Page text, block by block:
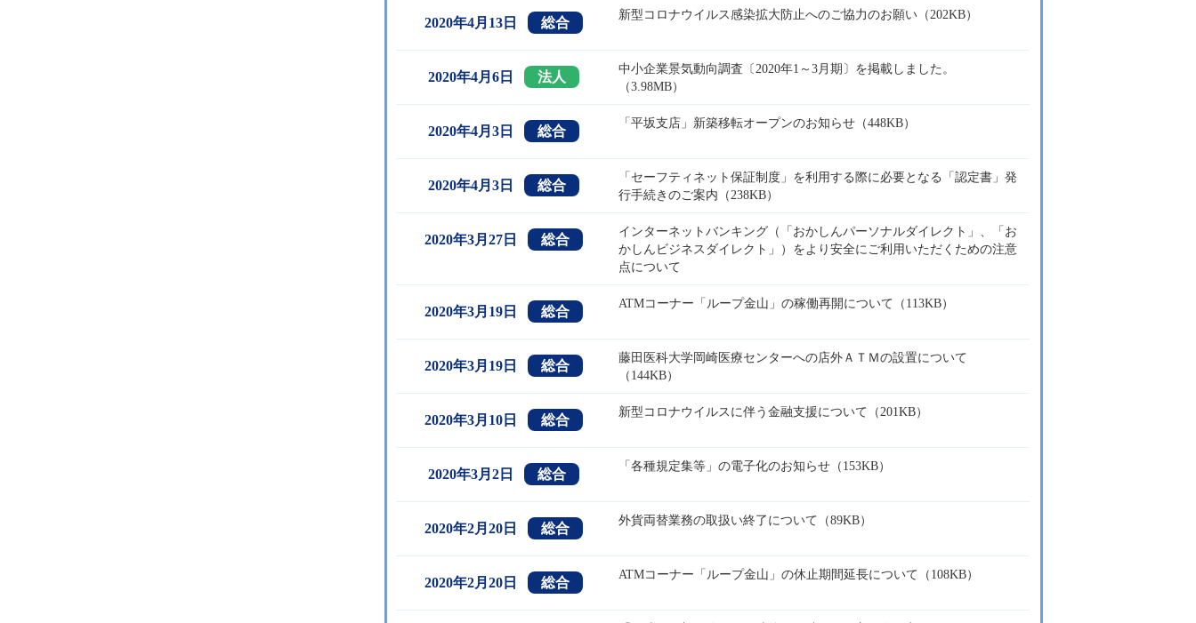
2020年4月13日 総合
新型コロナウイルス感染拡大防止へのご協力のお願い（202KB）
2020年4月6日 法人
中小企業景気動向調査〔2020年1～3月期〕を掲載しました。
（3.98MB）
2020年4月3日 総合
「平坂支店」新築移転オープンのお知らせ（448KB）
2020年4月3日 総合
「セーフティネット保証制度」を利用する際に必要となる「認定書」発
行手続きのご案内（238KB）
2020年3月27日 総合
インターネットバンキング（「おかしんパーソナルダイレクト」、「お
かしんビジネスダイレクト」）をより安全にご利用いただくための注意
点について
2020年3月19日 総合
ATMコーナー「ループ金山」の稼働再開について（113KB）
2020年3月19日 総合
藤田医科大学岡崎医療センターへの店外ＡＴＭの設置について
（144KB）
2020年3月10日 総合
新型コロナウイルスに伴う金融支援について（201KB）
2020年3月2日 総合
「各種規定集等」の電子化のお知らせ（153KB）
2020年2月20日 総合
外貨両替業務の取扱い終了について（89KB）
2020年2月20日 総合
ATMコーナー「ループ金山」の休止期間延長について（108KB）